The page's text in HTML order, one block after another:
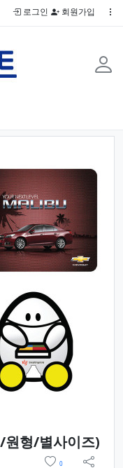
로그인 회원가입
원형/별사이즈)
0